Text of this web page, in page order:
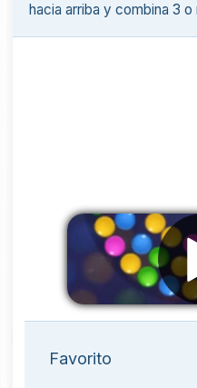
hacia arriba y combina 3 o
Favorito